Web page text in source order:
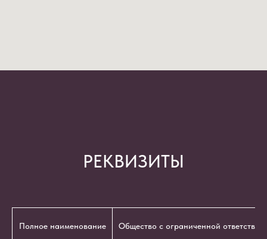
РЕКВИЗИТЫ
Полное наименование Общество с ограниченной